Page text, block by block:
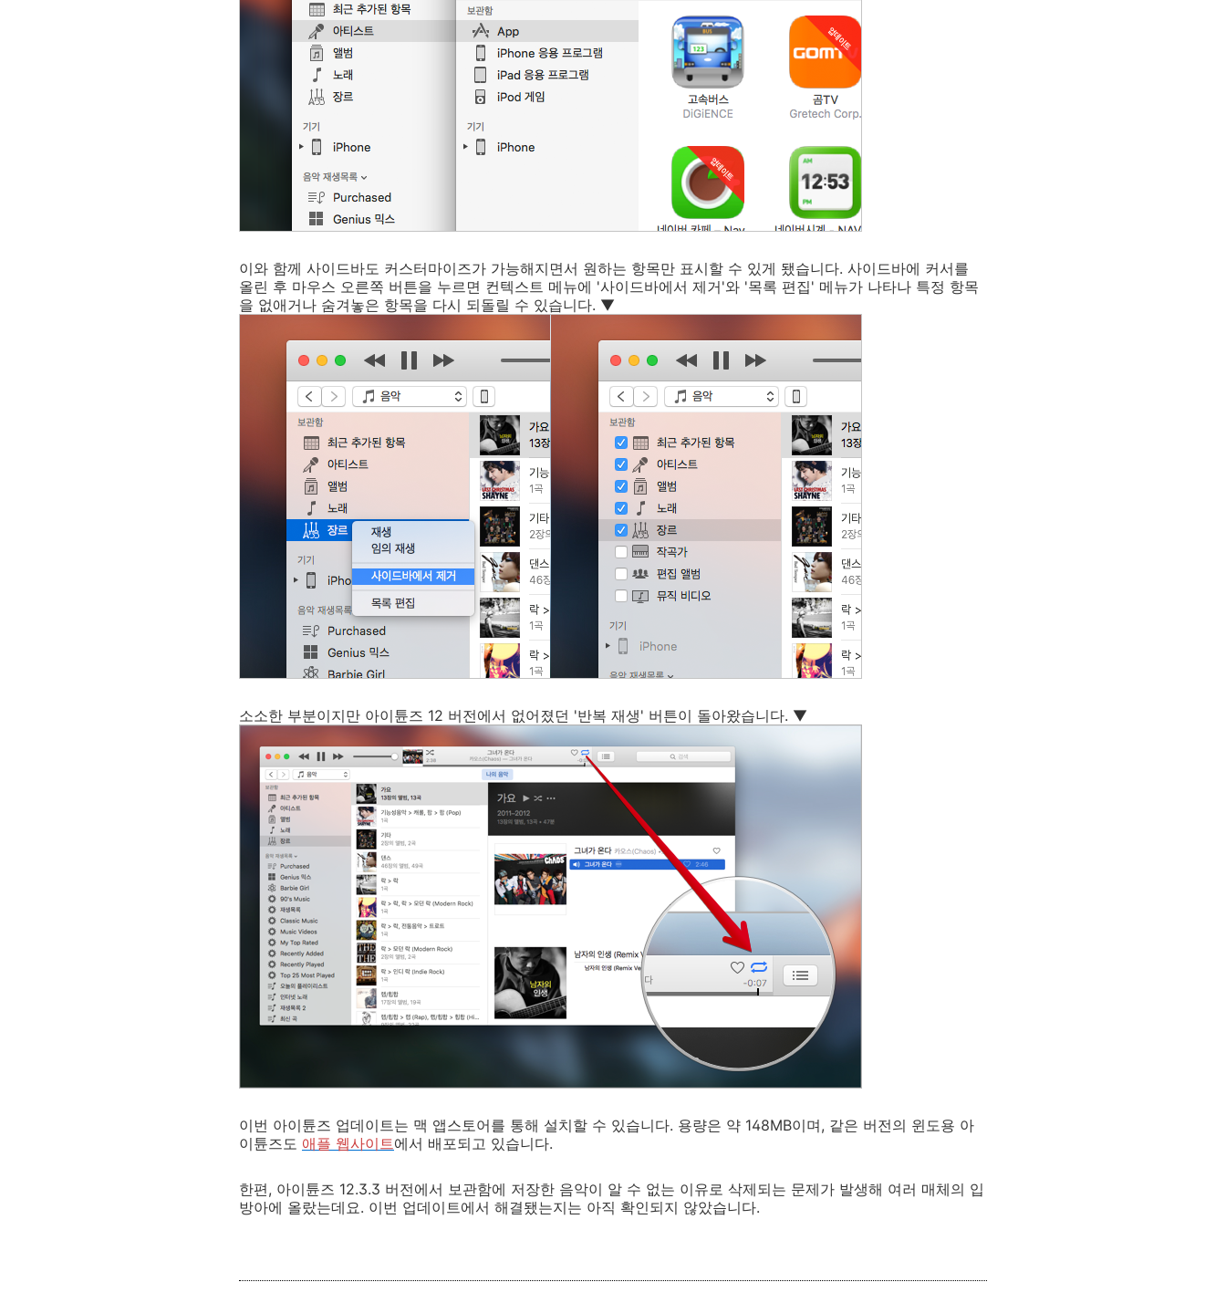
이와 함께 사이드바도 커스터마이즈가 가능해지면서 원하는 항목만 표시할 수 있게 됐습니다. 사이드바에 커서를
올린 후 마우스 오른쪽 버튼을 누르면 컨텍스트 메뉴에 '사이드바에서 제거'와 '목록 편집' 메뉴가 나타나 특정 항목
을 없애거나 숨겨놓은 항목을 다시 되돌릴 수 있습니다. ▼
소소한 부분이지만 아이튠즈 12 버전에서 없어졌던 '반복 재생' 버튼이 돌아왔습니다. ▼
이번 아이튠즈 업데이트는 맥 앱스토어를 통해 설치할 수 있습니다. 용량은 약 148MB이며, 같은 버전의 윈도용 아
이튠즈도 애플 웹사이트에서 배포되고 있습니다.
한편, 아이튠즈 12.3.3 버전에서 보관함에 저장한 음악이 알 수 없는 이유로 삭제되는 문제가 발생해 여러 매체의 입
방아에 올랐는데요. 이번 업데이트에서 해결됐는지는 아직 확인되지 않았습니다.